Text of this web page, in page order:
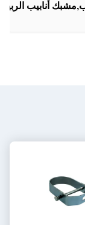
أنابيب الربيع